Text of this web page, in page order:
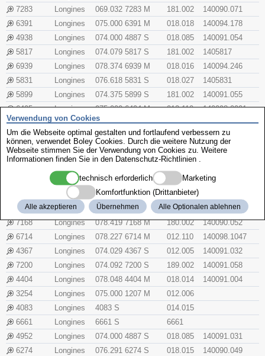
7283
Longines 069.032 7283 M 181.002
140090.071
6391
Longines 075.000 6391 M 018.018
140094.178
4938
Longines 074.000 4887 S 018.085
140091.054
5817
Longines 074.079 5817 S 181.002
1405817
6939
Longines 078.374 6939 M 018.016
140094.246
5831
Longines 076.618 5831 S 018.027
1405831
5899
Longines 074.375 5899 S 181.002
140091.055
6405
Longines 075.000 6404 M 012.110
140098.0001
6532
Longines 6532 S
6532
1174
Longines 073.096 1174 P
012.005
1028
Longines 073.060 1028 P
014.027
Longines 078.320 6713 M 012.111
140098.1042
Longines 076.365 6507 S 012.110
6088
Longines 078.000 6088 M 018.015
140090.060
7168
Longines 078.419 7168 M 180.002
140090.052
6714
Longines 078.227 6714 M 012.110
140098.1047
4367
Longines 074.029 4367 S 012.005
140091.032
7200
Longines 074.092 7200 S 189.002
140091.058
4404
Longines 078.048 4404 M 018.014
140091.004
3254
Longines 075.000 1207 M
012.006
4083
Longines 4083 S
014.015
6661
Longines 6661 S
6661
4952
Longines 074.000 4887 S 018.085
140091.031
6274
Longines 076.291 6274 S 018.015
140090.049
Verwendung von Cookies
Um die Webseite optimal gestalten und fortlaufend verbessern zu
können, verwendet Boley Cookies. Durch die weitere Nutzung der
Webseite stimmen Sie der Verwendung von Cookies zu. Weitere
Informationen finden Sie in den Datenschutz-Richtlinien
technisch erforderlich
Marketing
Komfortfunktion (Drittanbieter)
Alle akzeptieren Übernehmen Alle Optionalen ablehnen